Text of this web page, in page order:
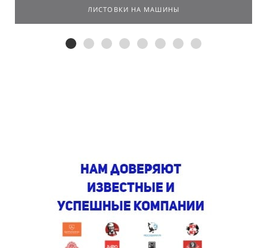
ЛИСТОВКИ НА МАШИНЫ